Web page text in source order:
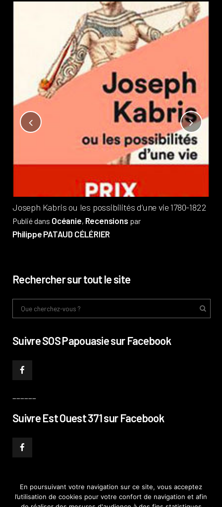
Joseph Kabris ou les possibilités d’une vie 1780-1822
Publié dans Océanie, Recensions par
Philippe PATAUD CÉLÉRIER
Rechercher sur tout le site
Suivre SOS Papouasie sur Facebook
Suivre Est Ouest 371 sur Facebook
© PHILIPPE PATAUD CÉLÉRIER 2019–MENTIONS LÉGALES–POLITIQUE DE
En poursuivant votre navigation sur ce site, vous acceptez
l’utilisation de cookies pour votre confort de navigation et afin